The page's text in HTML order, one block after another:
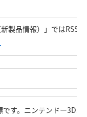
製品情報）」ではRSS
す。ニンテンドー3DS